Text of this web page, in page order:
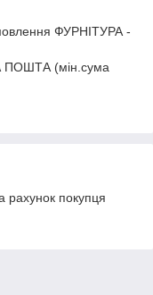
ФУРНІТУРА -
ПОШТА (мін.сума
рахунок покупця